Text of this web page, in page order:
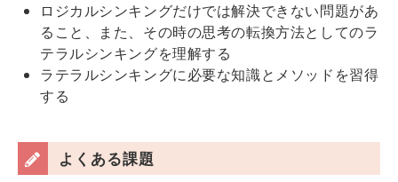
ロジカルシンキングだけでは解決できない問題があ
ること、また、その時の思考の転換方法としてのラ
テラルシンキングを理解する
ラテラルシンキングに必要な知識とメソッドを習得
する
よくある課題